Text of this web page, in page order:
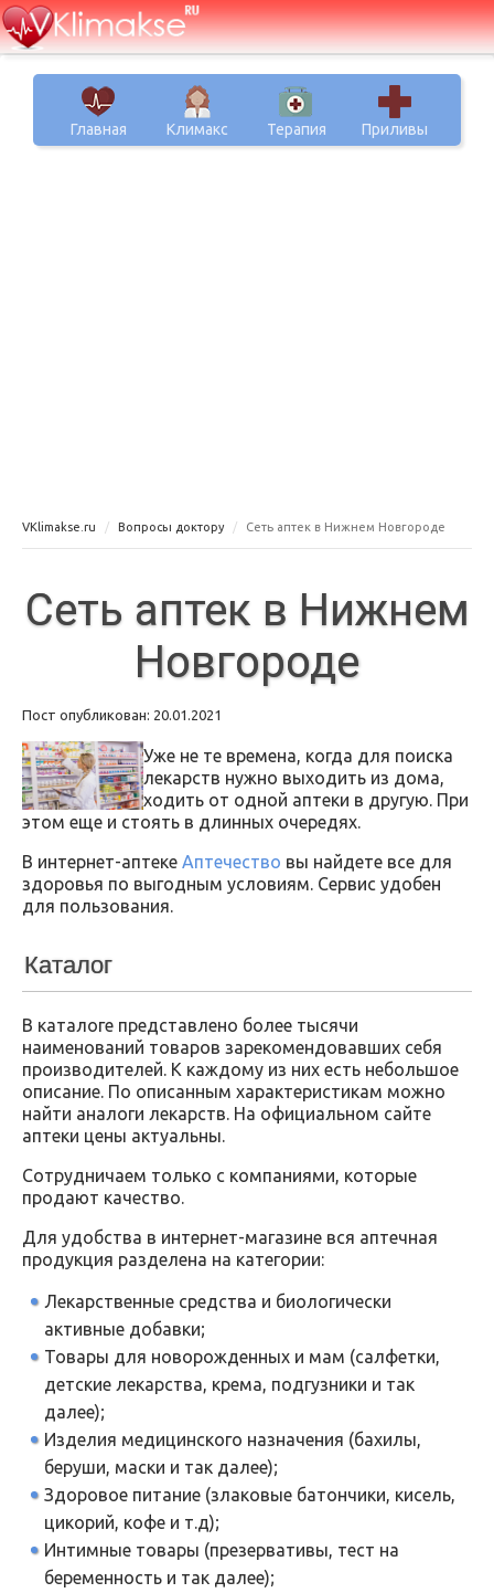
Главная Климакс Терапия Приливы
VKlimakse.ru Вопросы доктору Сеть аптек в Нижнем Новгороде
Сеть аптек в Нижнем
Новгороде
Пост опубликован: 20.01.2021
Уже не те времена, когда для поиска
лекарств нужно выходить из дома,
ходить от одной аптеки в другую. При
этом еще и стоять в длинных очередях.
В интернет-аптеке Аптечество вы найдете все для
здоровья по выгодным условиям. Сервис удобен
для пользования.
Каталог
В каталоге представлено более тысячи
наименований товаров зарекомендовавших себя
производителей. К каждому из них есть небольшое
описание. По описанным характеристикам можно
найти аналоги лекарств. На официальном сайте
аптеки цены актуальны.
Сотрудничаем только с компаниями, которые
продают качество.
Для удобства в интернет-магазине вся аптечная
продукция разделена на категории:
Лекарственные средства и биологически
активные добавки;
Товары для новорожденных и мам (салфетки,
детские лекарства, крема, подгузники и так
далее);
Изделия медицинского назначения (бахилы,
беруши, маски и так далее);
Здоровое питание (злаковые батончики, кисель,
цикорий, кофе и т.д);
Интимные товары (презервативы, тест на
беременность и так далее);